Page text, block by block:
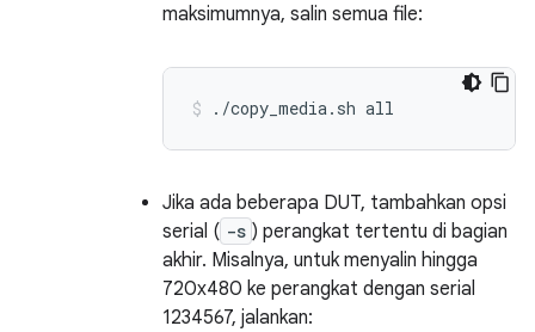
maksimumnya, salin semua file:
./copy_media.sh all
Jika ada beberapa DUT, tambahkan opsi
serial ( -s ) perangkat tertentu di bagian
akhir. Misalnya, untuk menyalin hingga
720x480 ke perangkat dengan serial
1234567, jalankan: